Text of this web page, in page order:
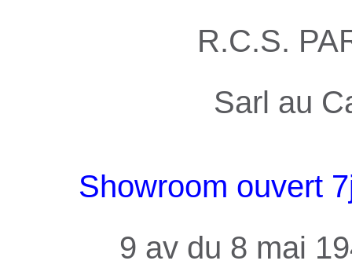
R.C.S.
Sarl au
Showroom ouvert
9 av du 8 mai